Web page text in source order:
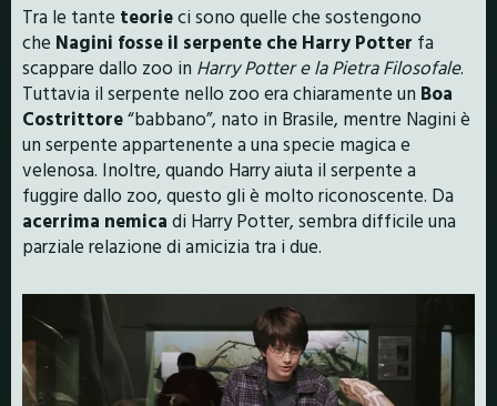
Tra le tante teorieci sono quelle che sostengono
che Nagini fosse il serpente che Harry Potter fa
scappare dallo zoo in Harry Potter e la Pietra Filosofale.
Tuttavia il serpente nello zoo era chiaramente un Boa
Costrittore“babbano”, nato in Brasile, mentre Nagini è
un serpente appartenente a una specie magica e
velenosa. Inoltre, quando Harryaiuta il serpente a
fuggire dallo zoo, questo gli è molto riconoscente. Da
acerrima nemica di Harry Potter, sembra difficile una
parziale relazione di amicizia tra i due.